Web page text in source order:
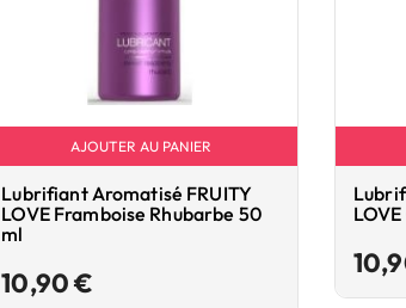
AJOUTER AU PANIER
Lubrifiant Aromatisé FRUITY
LOVE Framboise Rhubarbe 50
ml
10,90 €